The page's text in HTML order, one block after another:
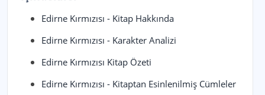
Edirne Kırmızısı - Kitap Hakkında
Edirne Kırmızısı - Karakter Analizi
Edirne Kırmızısı Kitap Özeti
Edirne Kırmızısı - Kitaptan Esinlenilmiş Cümleler